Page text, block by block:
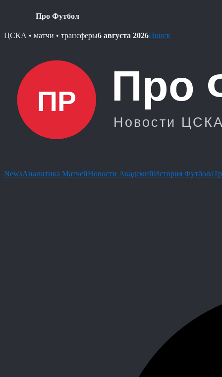
Про Футбол
Skip
ЦСКА • матчи • трансферы6 августа 2026Поиск
NewsАналитика МатчейНовости АкадемийИстория Футбола